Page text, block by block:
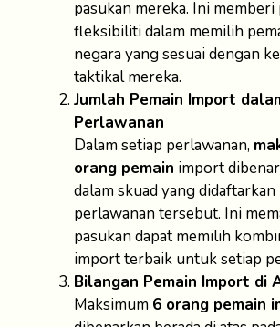
pasukan mereka. Ini memberi
fleksibiliti dalam memilih
negara yang sesuai dengan
taktikal mereka.
Jumlah Pemain Import
Perlawanan
Dalam setiap perlawanan,
orang pemain import
dalam skuad yang
perlawanan tersebut. Ini
pasukan dapat memilih
import terbaik untuk setiap
Bilangan Pemain Import di
Maksimum 6 orang pemain